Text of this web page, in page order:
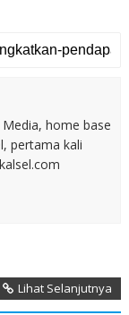
home base
pertama kali
Lihat Selanjutnya